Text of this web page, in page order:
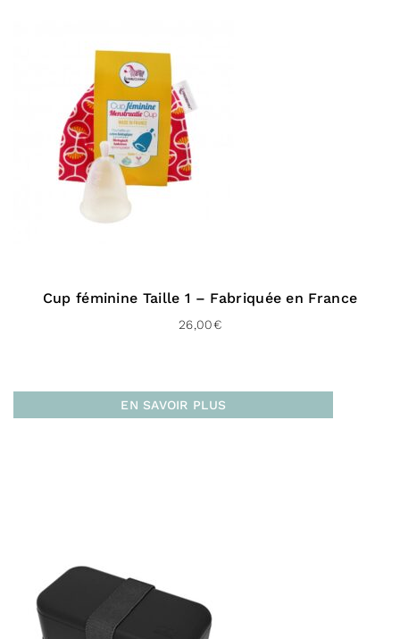
À domicile (Chronopost UK – 48 H)
Livraison gratuite dès 100 € d’achat
Vers l’international :
À domicile (Delivengo – 3 à 5 jours)
Livraison gratuite dès 100 € d’achat
Cup féminine Taille 1 – Fabriquée en France
26,00€
EN SAVOIR PLUS